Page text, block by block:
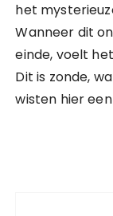
het
Wanneer dit
einde, voelt
Dit is zonde,
wisten hier